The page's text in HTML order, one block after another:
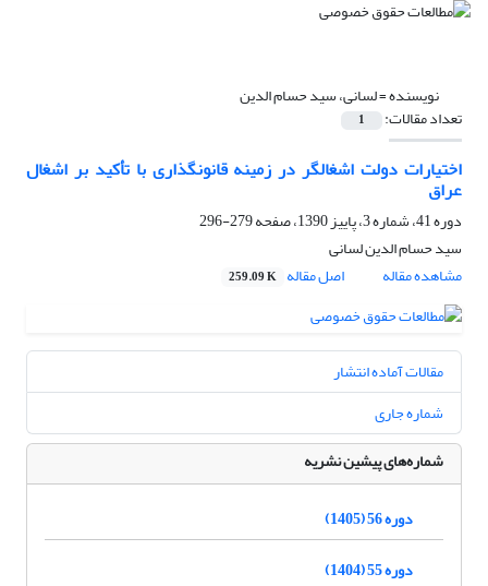
نویسنده =لسانی، سید حسام الدین
تعداد مقالات: 1
اختیارات دولت اشغالگر در زمینه قانونگذاری با تأکید بر اشغال
عراق
دوره 41، شماره 3، پاییز 1390، صفحه
279-296
سید حسام الدین لسانی
مشاهده مقاله
اصل مقاله 259.09 K
مقالات آماده انتشار
شماره جاری
شماره‌های پیشین نشریه
دوره 56 (1405)
دوره 55 (1404)